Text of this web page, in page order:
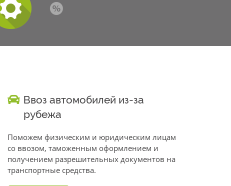
Ввоз автомобилей из-за
рубежа
Поможем физическим и юридическим лицам
со ввозом, таможенным оформлением и
получением разрешительных документов на
транспортные средства.